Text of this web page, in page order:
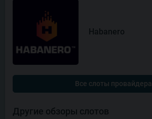
Habanero
Все слоты провайдера
Другие обзоры слотов